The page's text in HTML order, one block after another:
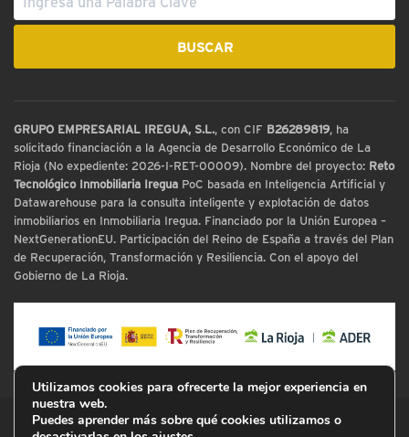
GRUPO EMPRESARIAL IREGUA, S.L., con CIF B26289819, ha
solicitado financiación a la Agencia de Desarrollo Económico de La
Rioja (No expediente: 2026-I-RET-00009). Nombre del proyecto: Reto
Tecnológico Inmobiliaria Iregua PoC basada en Inteligencia Artificial y
Datawarehouse para la consulta inteligente y explotación de datos
inmobiliarios en Inmobiliaria Iregua. Financiado por la Unión Europea –
NextGenerationEU. Participación del Reino de España a través del Plan
de Recuperación, Transformación y Resiliencia. Con el apoyo del
Gobierno de La Rioja.
© Inmobiliaria Iregua
Utilizamos cookies para ofrecerte la mejor experiencia en
nuestra web.
Puedes aprender más sobre qué cookies utilizamos o